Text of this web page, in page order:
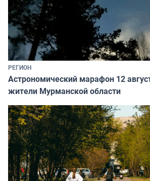
РЕГИОН
Астрономический марафон 12
жители Мурманской области